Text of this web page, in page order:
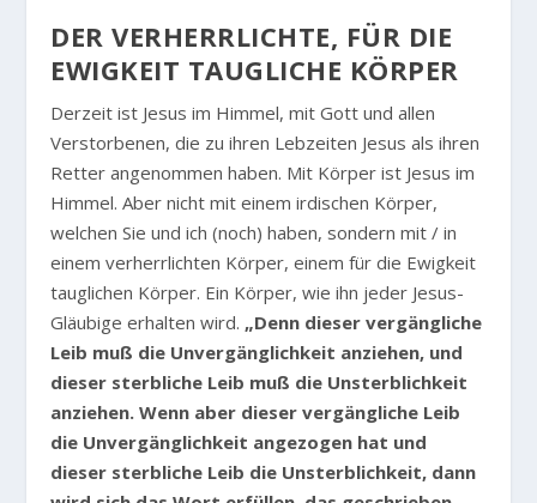
DER VERHERRLICHTE, FÜR DIE
EWIGKEIT TAUGLICHE KÖRPER
Derzeit ist Jesus im Himmel, mit Gott und allen
Verstorbenen, die zu ihren Lebzeiten Jesus als ihren
Retter angenommen haben. Mit Körper ist Jesus im
Himmel. Aber nicht mit einem irdischen Körper,
welchen Sie und ich (noch) haben, sondern mit / in
einem verherrlichten Körper, einem für die Ewigkeit
tauglichen Körper. Ein Körper, wie ihn jeder Jesus-
Gläubige erhalten wird. „Denn dieser vergängliche
Leib muß die Unvergänglichkeit anziehen, und
dieser sterbliche Leib muß die Unsterblichkeit
anziehen. Wenn aber dieser vergängliche Leib
die Unvergänglichkeit angezogen hat und
dieser sterbliche Leib die Unsterblichkeit, dann